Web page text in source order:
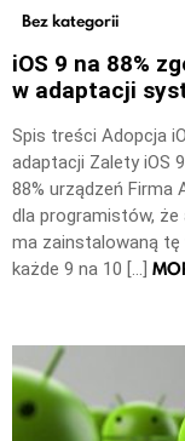
Bez kategorii
iOS 9 na 88%
w adaptacji
Spis treści Adopcja
adaptacji Zalety iOS
88% urządzeń Firma
dla programistów, że
ma zainstalowaną tę
każde 9 na 10 […]